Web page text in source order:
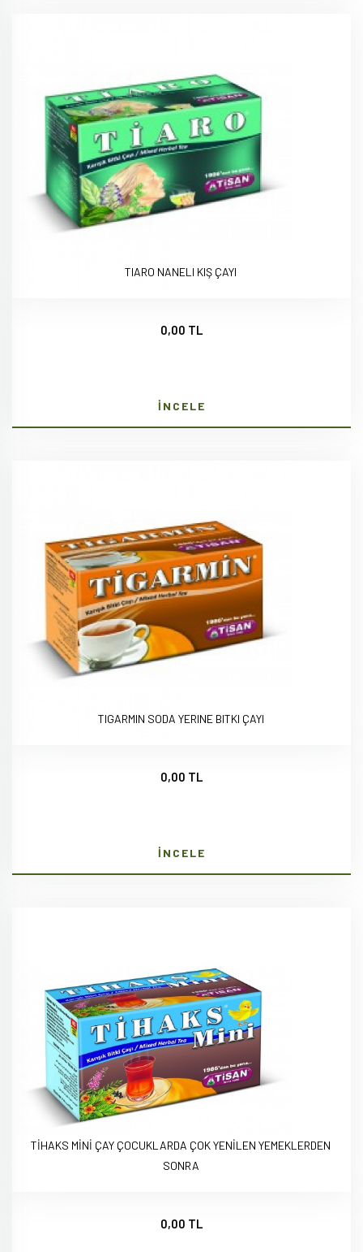
TIARO NANELI KIŞ ÇAYI
0,00 TL
İNCELE
TIGARMIN SODA YERINE BITKI ÇAYI
0,00 TL
İNCELE
TİHAKS MİNİ ÇAY ÇOCUKLARDA ÇOK YENİLEN YEMEKLERDEN
SONRA
0,00 TL